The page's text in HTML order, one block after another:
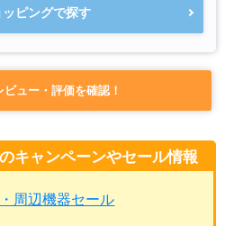
ピングで探す
ュー・評価を確認！
キャンペーンやセール情報
周辺機器セール